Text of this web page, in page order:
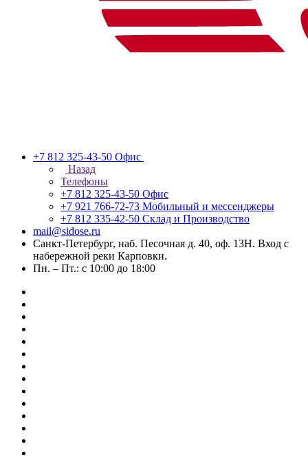
+7 812 325-43-50 Офис
Назад
Телефоны
+7 812 325-43-50 Офис
+7 921 766-72-73 Мобильный и мессенджеры
+7 812 335-42-50 Склад и Производство
mail@sidose.ru
Санкт-Петербург, наб. Песочная д. 40, оф. 13Н. Вход с
набережной реки Карповки.
Пн. – Пт.: с 10:00 до 18:00